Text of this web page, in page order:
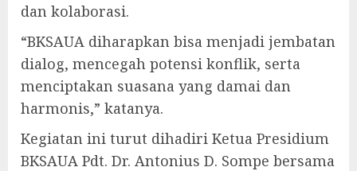
dan kolaborasi.
“BKSAUA diharapkan bisa menjadi jembatan
dialog, mencegah potensi konflik, serta
menciptakan suasana yang damai dan
harmonis,” katanya.
Kegiatan ini turut dihadiri Ketua Presidium
BKSAUA Pdt. Dr. Antonius D. Sompe bersama